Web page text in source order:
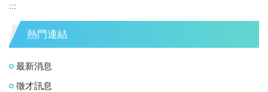
:::
熱門連結
最新消息
徵才訊息